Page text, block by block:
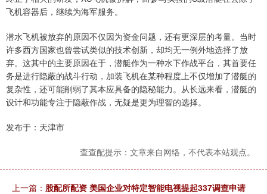
飞机容器后，继续为海军服务。
潜水飞机被放弃的原因不仅因为资金问题，还有更深层的考量。当时
许多西方国家也曾尝试类似的技术创新，却均无一例外地选择了放
弃。这其中的主要原因在于，潜艇作为一种水下作战平台，其首要任
务是进行隐蔽的战斗行动，加装飞机在某种程度上不仅增加了潜艇的
复杂性，还可能削弱了其本应具备的隐秘能力。从长远来看，潜艇的
设计和功能专注于隐蔽作战，无疑是更为理智的选择。
发布于：天津市
查查配提示：文章来自网络，不代表本站观点。
上一篇： 股配所配资 美国企业对特定智能电视提起337调查申请